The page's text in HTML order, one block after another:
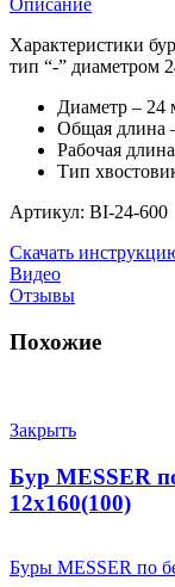
Характеристики
тип “-” диаметром
Диаметр – 24
Общая длина
Рабочая
Тип
Артикул: BI-24-600
Скачать
Видео
Отзывы
Похожие
Закрыть
Бур MESSER
12х160(100)
Буры MESSER по